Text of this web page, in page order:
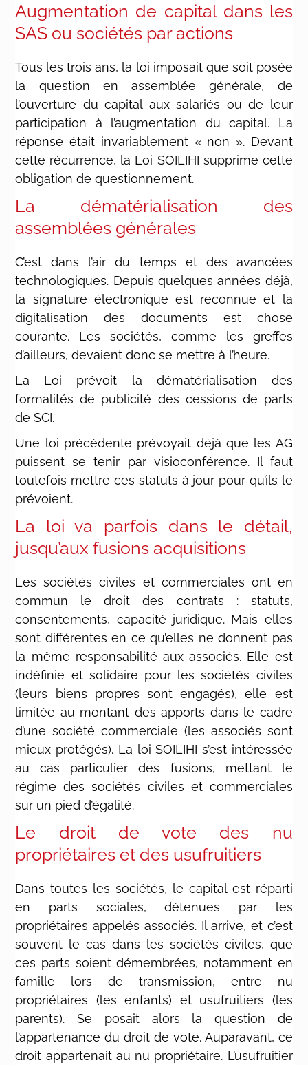
Augmentation de capital dans les
SAS ou sociétés par actions
Tous les trois ans, la loi imposait que soit posée
la question en assemblée générale, de
l’ouverture du capital aux salariés ou de leur
participation à l’augmentation du capital. La
réponse était invariablement « non ». Devant
cette récurrence, la Loi SOILIHI supprime cette
obligation de questionnement.
La dématérialisation des
assemblées générales
C’est dans l’air du temps et des avancées
technologiques. Depuis quelques années déjà,
la signature électronique est reconnue et la
digitalisation des documents est chose
courante. Les sociétés, comme les greffes
d’ailleurs, devaient donc se mettre à l’heure.
La Loi prévoit la dématérialisation des
formalités de publicité des cessions de parts
de SCI.
Une loi précédente prévoyait déjà que les AG
puissent se tenir par visioconférence. Il faut
toutefois mettre ces statuts à jour pour qu’ils le
prévoient.
La loi va parfois dans le détail,
jusqu’aux fusions acquisitions
Les sociétés civiles et commerciales ont en
commun le droit des contrats : statuts,
consentements, capacité juridique. Mais elles
sont différentes en ce qu’elles ne donnent pas
la même responsabilité aux associés. Elle est
indéfinie et solidaire pour les sociétés civiles
(leurs biens propres sont engagés), elle est
limitée au montant des apports dans le cadre
d’une société commerciale (les associés sont
mieux protégés). La loi SOILIHI s’est intéressée
au cas particulier des fusions, mettant le
régime des sociétés civiles et commerciales
sur un pied d’égalité.
Le droit de vote des nu
propriétaires et des usufruitiers
Dans toutes les sociétés, le capital est réparti
en parts sociales, détenues par les
propriétaires appelés associés. Il arrive, et c’est
souvent le cas dans les sociétés civiles, que
ces parts soient démembrées, notamment en
famille lors de transmission, entre nu
propriétaires (les enfants) et usufruitiers (les
parents). Se posait alors la question de
l’appartenance du droit de vote. Auparavant, ce
droit appartenait au nu propriétaire. L’usufruitier